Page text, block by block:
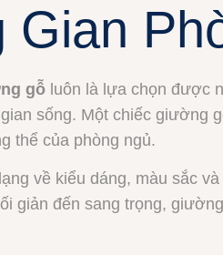
Gian
gỗ luôn là lựa chọn được
sống. Một chiếc
thể của phòng ngủ.
về kiểu dáng, màu sắc
giản đến sang trọng,